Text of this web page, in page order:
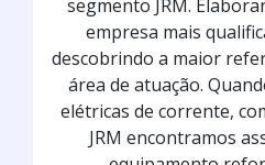
segmento JRM.
empresa mais
descobrindo a maior
área de atuação.
elétricas de corrente,
JRM encontramos